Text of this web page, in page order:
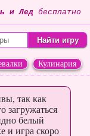
и Лед бесплатно
Кулинария
так как
загружаться
белый
и игра скоро